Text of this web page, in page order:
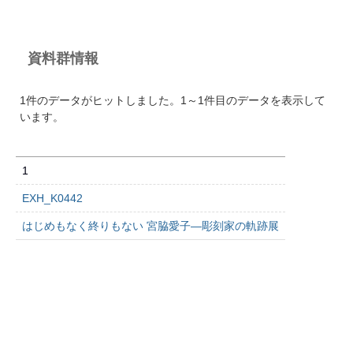
資料群情報
1件のデータがヒットしました。1～1件目のデータを表示して
います。
1
EXH_K0442
はじめもなく終りもない 宮脇愛子―彫刻家の軌跡展